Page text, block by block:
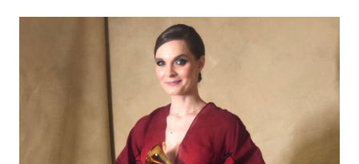
Preisträgerin
Guðnadóttir